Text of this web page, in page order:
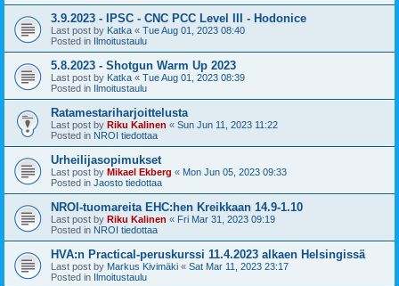
3.9.2023 - IPSC - CNC PCC Level III - Hodonice
Last post by Katka « Tue Aug 01, 2023 08:40
Posted in Ilmoitustaulu
5.8.2023 - Shotgun Warm Up 2023
Last post by Katka « Tue Aug 01, 2023 08:39
Posted in Ilmoitustaulu
Ratamestariharjoittelusta
Last post by Riku Kalinen « Sun Jun 11, 2023 11:22
Posted in NROI tiedottaa
Urheilijasopimukset
Last post by Mikael Ekberg « Mon Jun 05, 2023 09:33
Posted in Jaosto tiedottaa
NROI-tuomareita EHC:hen Kreikkaan 14.9-1.10
Last post by Riku Kalinen « Fri Mar 31, 2023 09:19
Posted in NROI tiedottaa
HVA:n Practical-peruskurssi 11.4.2023 alkaen Helsingissä
Last post by Markus Kivimäki « Sat Mar 11, 2023 23:17
Posted in Ilmoitustaulu